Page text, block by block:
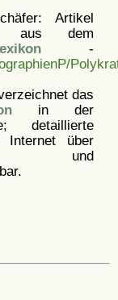
Artikel
aus dem
-
das
in der
detaillierte
Internet über